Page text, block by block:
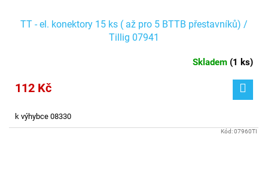
TT - el. konektory 15 ks ( až pro 5 BTTB přestavníků) /
Tillig 07941
Skladem (1 ks)
112 Kč
k výhybce 08330
Kód:07960TI